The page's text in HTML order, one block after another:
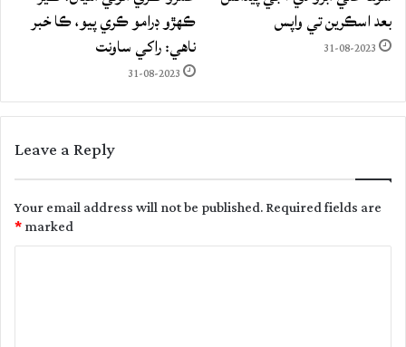
بعد اسڪرين تي واپس
31-08-2023
ڪهڙو ڊرامو ڪري پيو، ڪا خبر
ناهي: راکي ساونت
31-08-2023
Leave a Reply
Your email address will not be published.Required fields are
marked
*